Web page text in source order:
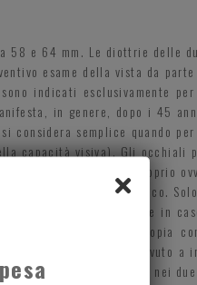
e 64 mm. Le diottrie delle
esame della vista da
indicati esclusivamente per
in genere, dopo i 45
semplice quando
capacità visiva). Gli occhiali
occhi. L’uso improprio
un controllo oculistico.
migliorano la visione in
in caso di “presbiopia
un difetto della vista dovuto a
vizio di rifrazione nei